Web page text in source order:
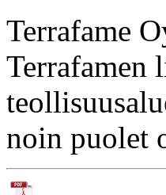
Terrafame
Terrafamen
noin puolet